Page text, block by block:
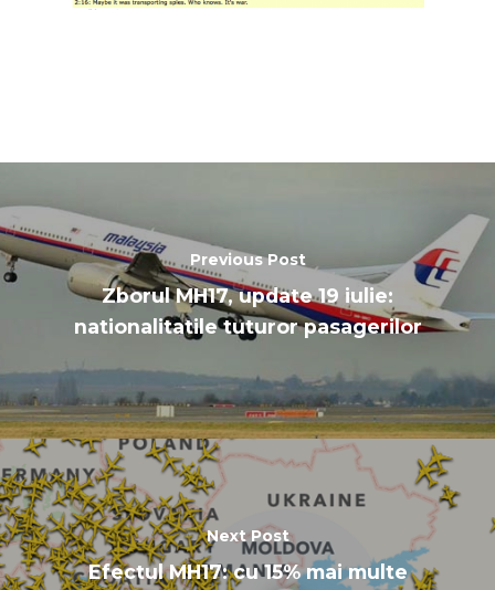
Previous Post
Zborul MH17, update 19 iulie:
nationalitatile tuturor pasagerilor
Next Post
Efectul MH17: cu 15% mai multe